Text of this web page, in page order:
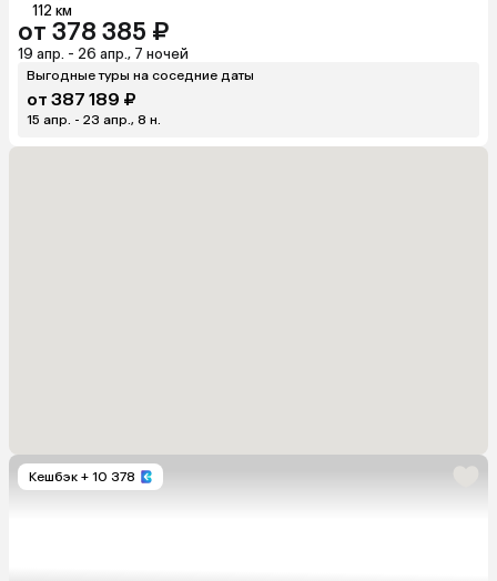
112 км
от 378 385 ₽
19 апр. - 26 апр., 7 ночей
Выгодные туры на соседние даты
от 387 189 ₽
15 апр. - 23 апр., 8 н.
Кешбэк + 10 378